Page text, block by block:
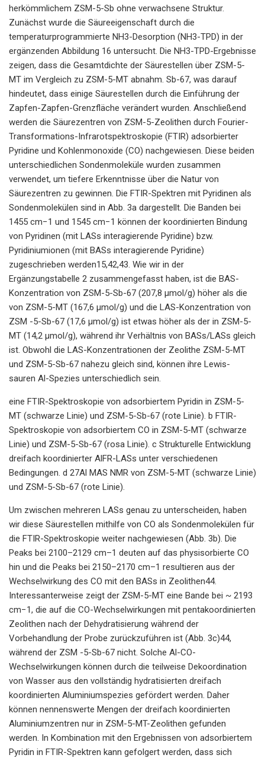
herkömmlichem ZSM-5-Sb ohne verwachsene Struktur.
Zunächst wurde die Säureeigenschaft durch die
temperaturprogrammierte NH3-Desorption (NH3-TPD) in der
ergänzenden Abbildung 16 untersucht. Die NH3-TPD-Ergebnisse
zeigen, dass die Gesamtdichte der Säurestellen über ZSM-5-
MT im Vergleich zu ZSM-5-MT abnahm. Sb-67, was darauf
hindeutet, dass einige Säurestellen durch die Einführung der
Zapfen-Zapfen-Grenzfläche verändert wurden. Anschließend
werden die Säurezentren von ZSM-5-Zeolithen durch Fourier-
Transformations-Infrarotspektroskopie (FTIR) adsorbierter
Pyridine und Kohlenmonoxide (CO) nachgewiesen. Diese beiden
unterschiedlichen Sondenmoleküle wurden zusammen
verwendet, um tiefere Erkenntnisse über die Natur von
Säurezentren zu gewinnen. Die FTIR-Spektren mit Pyridinen als
Sondenmolekülen sind in Abb. 3a dargestellt. Die Banden bei
1455 cm−1 und 1545 cm−1 können der koordinierten Bindung
von Pyridinen (mit LASs interagierende Pyridine) bzw.
Pyridiniumionen (mit BASs interagierende Pyridine)
zugeschrieben werden15,42,43. Wie wir in der
Ergänzungstabelle 2 zusammengefasst haben, ist die BAS-
Konzentration von ZSM-5-Sb-67 (207,8 μmol/g) höher als die
von ZSM-5-MT (167,6 μmol/g) und die LAS-Konzentration von
ZSM -5-Sb-67 (17,6 μmol/g) ist etwas höher als der in ZSM-5-
MT (14,2 μmol/g), während ihr Verhältnis von BASs/LASs gleich
ist. Obwohl die LAS-Konzentrationen der Zeolithe ZSM-5-MT
und ZSM-5-Sb-67 nahezu gleich sind, können ihre Lewis-
sauren Al-Spezies unterschiedlich sein.
eine FTIR-Spektroskopie von adsorbiertem Pyridin in ZSM-5-
MT (schwarze Linie) und ZSM-5-Sb-67 (rote Linie). b FTIR-
Spektroskopie von adsorbiertem CO in ZSM-5-MT (schwarze
Linie) und ZSM-5-Sb-67 (rosa Linie). c Strukturelle Entwicklung
dreifach koordinierter AlFR-LASs unter verschiedenen
Bedingungen. d 27Al MAS NMR von ZSM-5-MT (schwarze Linie)
und ZSM-5-Sb-67 (rote Linie).
Um zwischen mehreren LASs genau zu unterscheiden, haben
wir diese Säurestellen mithilfe von CO als Sondenmolekülen für
die FTIR-Spektroskopie weiter nachgewiesen (Abb. 3b). Die
Peaks bei 2100–2129 cm–1 deuten auf das physisorbierte CO
hin und die Peaks bei 2150–2170 cm–1 resultieren aus der
Wechselwirkung des CO mit den BASs in Zeolithen44.
Interessanterweise zeigt der ZSM-5-MT eine Bande bei ~ 2193
cm−1, die auf die CO-Wechselwirkungen mit pentakoordinierten
Zeolithen nach der Dehydratisierung während der
Vorbehandlung der Probe zurückzuführen ist (Abb. 3c)44,
während der ZSM -5-Sb-67 nicht. Solche Al-CO-
Wechselwirkungen können durch die teilweise Dekoordination
von Wasser aus den vollständig hydratisierten dreifach
koordinierten Aluminiumspezies gefördert werden. Daher
können nennenswerte Mengen der dreifach koordinierten
Aluminiumzentren nur in ZSM-5-MT-Zeolithen gefunden
werden. In Kombination mit den Ergebnissen von adsorbiertem
Pyridin in FTIR-Spektren kann gefolgert werden, dass sich